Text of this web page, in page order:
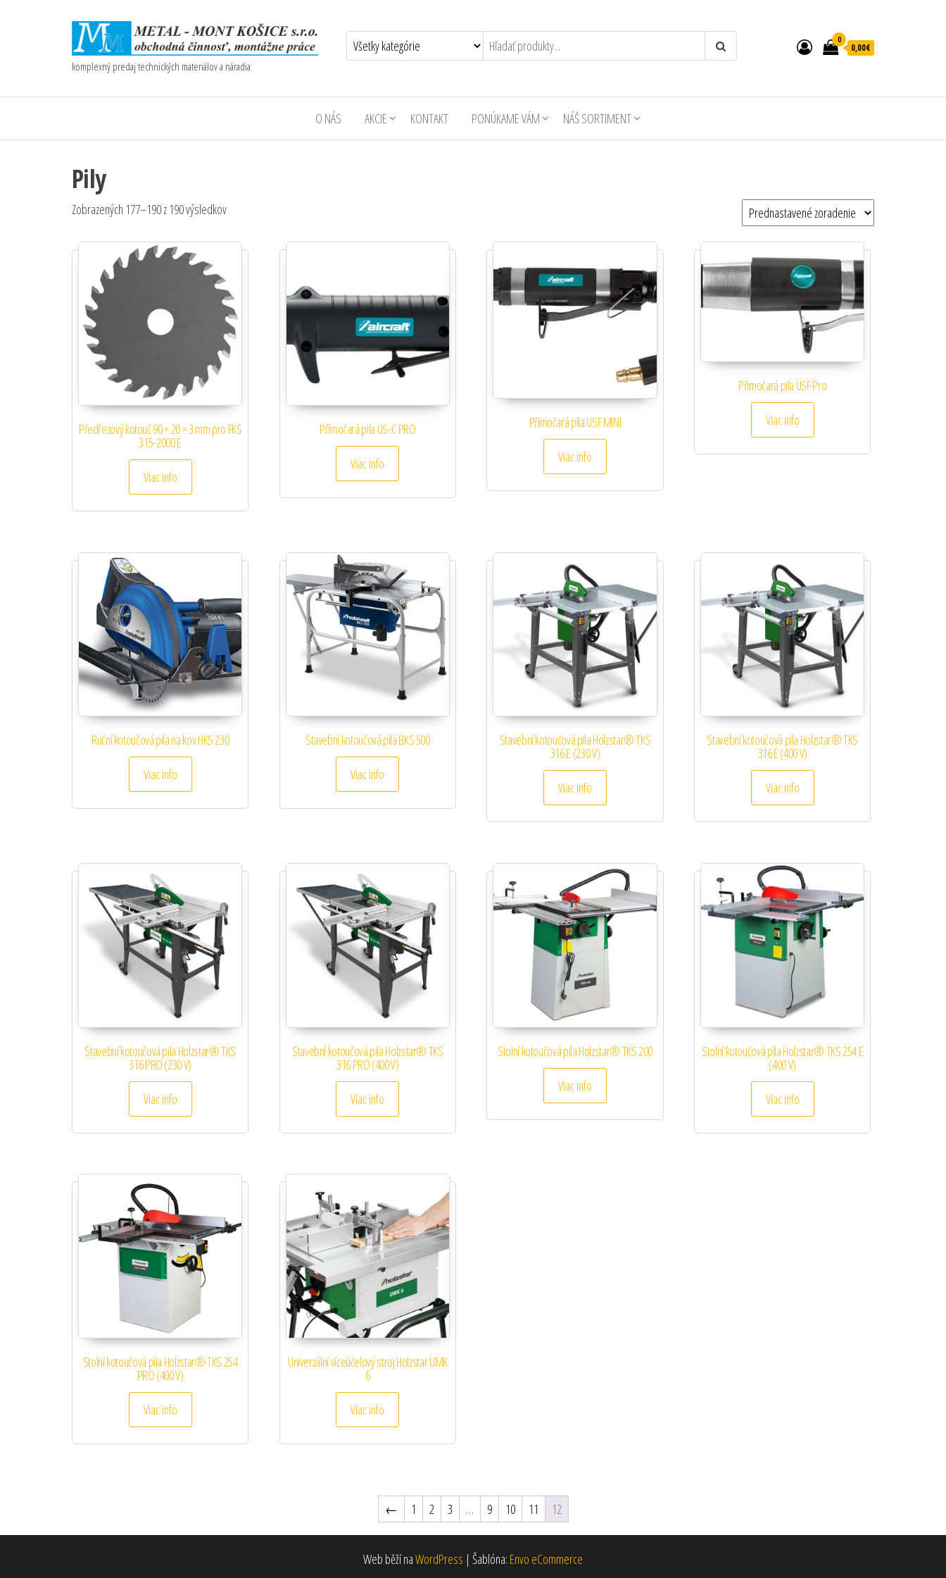
komplexný predaj technických materiálov a náradia
0
0,00€
O NÁS AKCIE KONTAKT PONÚKAME VÁM NÁŠ SORTIMENT
Pily
Zobrazených 177–190 z 190 výsledkov
Předřezový kotouč 90 × 20 × 3 mm pro FKS
315-2000 E
Viac info
Přímočará pila US-C PRO
Viac info
Přímočará pila USF MINI
Viac info
Přímočará pila USF Pro
Viac info
Ruční kotoučová pila na kov HKS 230
Viac info
Stavební kotoučová pila BKS 500
Viac info
Stavební kotoučová pila Holzstar® TKS
316 E (230 V)
Viac info
Stavební kotoučová pila Holzstar® TKS
316 E (400 V)
Viac info
Stavební kotoučová pila Holzstar® TKS
316 PRO (230 V)
Viac info
Stavební kotoučová pila Holzstar® TKS
316 PRO (400 V)
Viac info
Stolní kotoučová pila Holzstar® TKS 200
Viac info
Stolní kotoučová pila Holzstar® TKS 254 E
(400 V)
Viac info
Stolní kotoučová pila Holzstar® TKS 254
PRO (400 V)
Viac info
Univerzální víceúčelový stroj Holzstar UMK
6
Viac info
← 1 2 3 … 9 10 11 12
Web běží naWordPress | Šablóna: Envo eCommerce